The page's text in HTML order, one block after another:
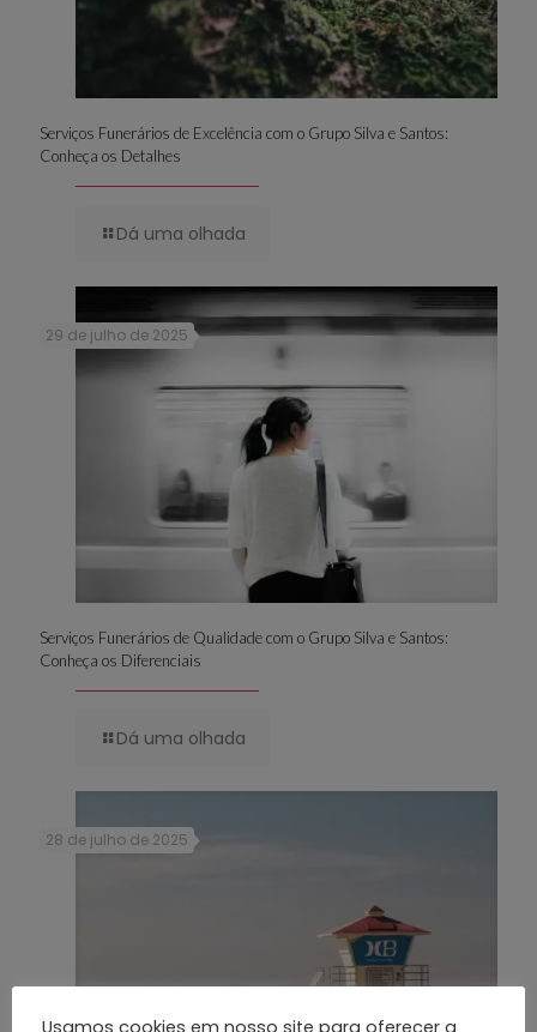
Serviços Funerários de Excelência com o Grupo Silva e Santos:
Conheça os Detalhes
Dá uma olhada
29 de julho de 2025
Serviços Funerários de Qualidade com o Grupo Silva e Santos:
Conheça os Diferenciais
Dá uma olhada
28 de julho de 2025
Usamos cookies em nosso site para oferecer a